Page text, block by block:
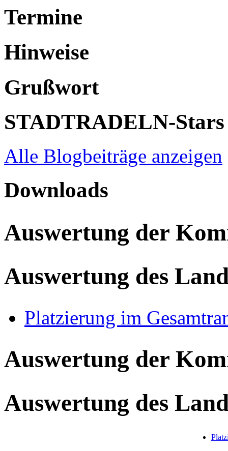
Termine
Hinweise
Grußwort
STADTRADELN-Stars
Alle Blogbeiträge anzeigen
Downloads
Auswertung der
Auswertung des
Platzierung im
Auswertung der
Auswertung des